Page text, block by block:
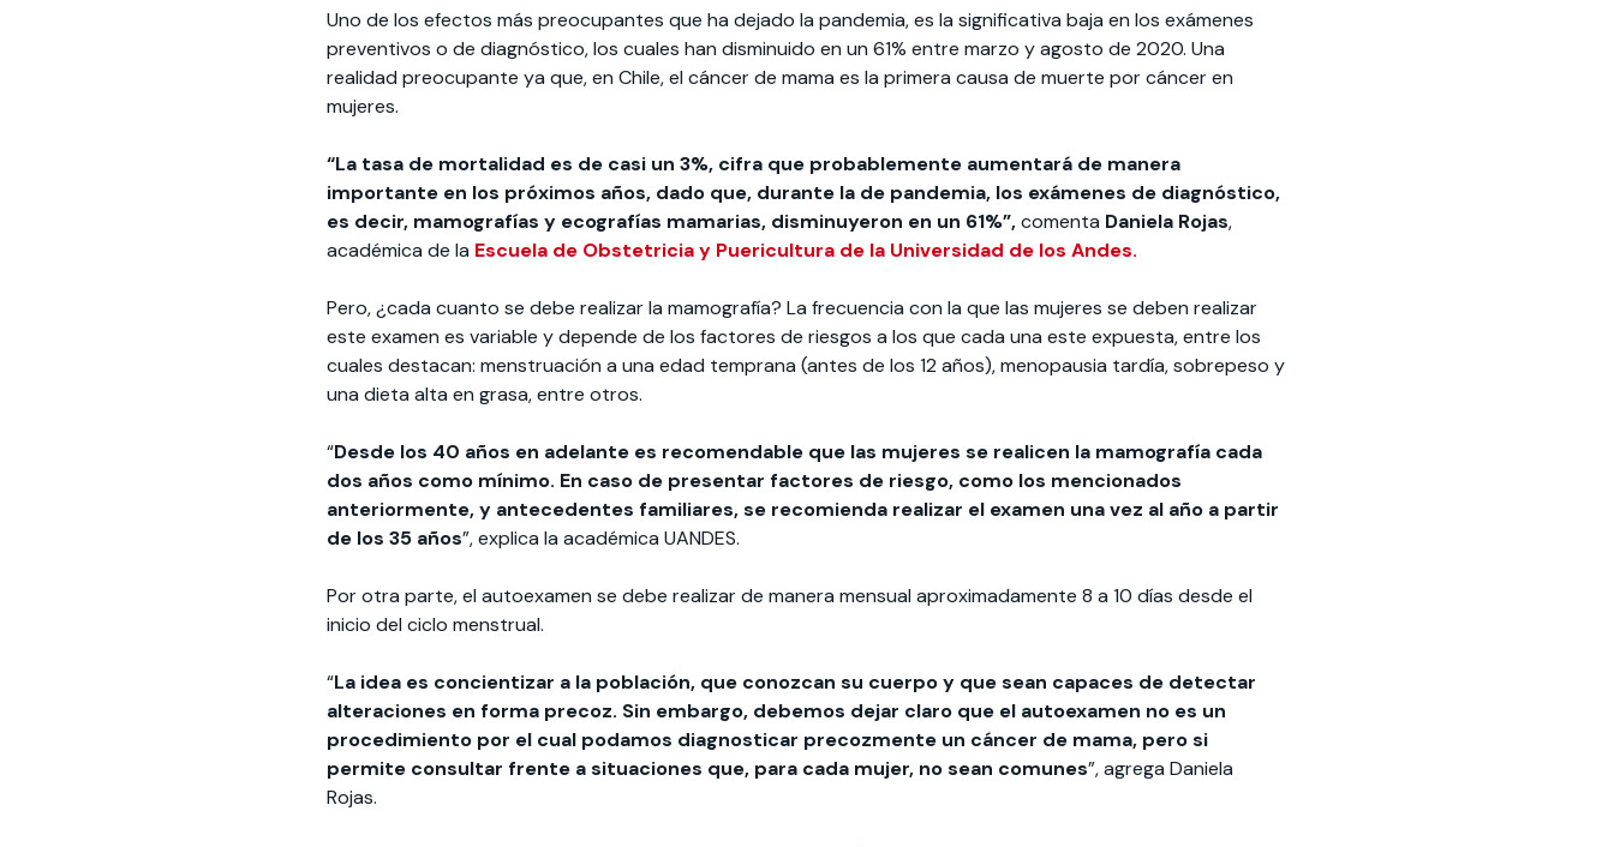
Uno de los efectos más preocupantes que ha dejado la pandemia, es la significativa baja en los exámenes
preventivos o de diagnóstico, los cuales han disminuido en un 61% entre marzo y agosto de 2020. Una
realidad preocupante ya que, en Chile, el cáncer de mama es la primera causa de muerte por cáncer en
mujeres.
“La tasa de mortalidad es de casi un 3%, cifra que probablemente aumentará de manera
importante en los próximos años, dado que, durante la de pandemia, los exámenes de diagnóstico,
es decir, mamografías y ecografías mamarias, disminuyeron en un 61%”,comenta Daniela Rojas,
académica de la Escuela de Obstetricia y Puericultura de la Universidad de los Andes.
Pero, ¿cada cuanto se debe realizar la mamografía? La frecuencia con la que las mujeres se deben realizar
este examen es variable y depende de los factores de riesgos a los que cada una este expuesta, entre los
cuales destacan: menstruación a una edad temprana (antes de los 12 años), menopausia tardía, sobrepeso y
una dieta alta en grasa, entre otros.
“Desde los 40 años en adelante es recomendable que las mujeres se realicen la mamografía cada
dos años como mínimo. En caso de presentar factores de riesgo, como los mencionados
anteriormente, y antecedentes familiares, se recomienda realizar el examen una vez al año a partir
de los 35 años”, explica la académica UANDES.
Por otra parte, el autoexamen se debe realizar de manera mensual aproximadamente 8 a 10 días desde el
inicio del ciclo menstrual.
“La idea es concientizar a la población, que conozcan su cuerpo y que sean capaces de detectar
alteraciones en forma precoz. Sin embargo, debemos dejar claro que el autoexamen no es un
procedimiento por el cual podamos diagnosticar precozmente un cáncer de mama, pero si
permite consultar frente a situaciones que, para cada mujer, no sean comunes”, agrega Daniela
Rojas.